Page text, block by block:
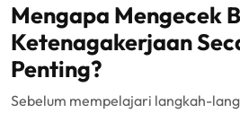
Mengapa Mengecek
Ketenagakerjaan
Penting?
Sebelum mempelajari langkah-